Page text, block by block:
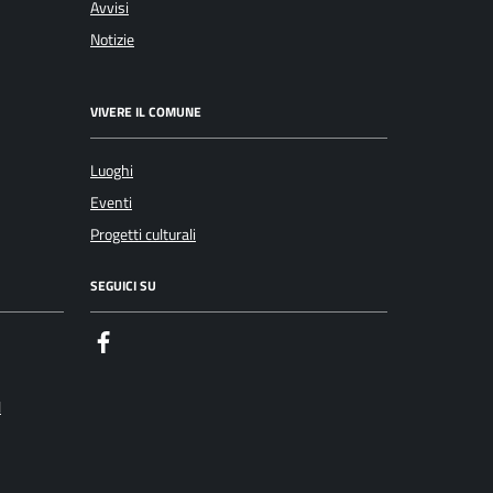
Avvisi
Notizie
VIVERE IL COMUNE
Luoghi
Eventi
Progetti culturali
SEGUICI SU